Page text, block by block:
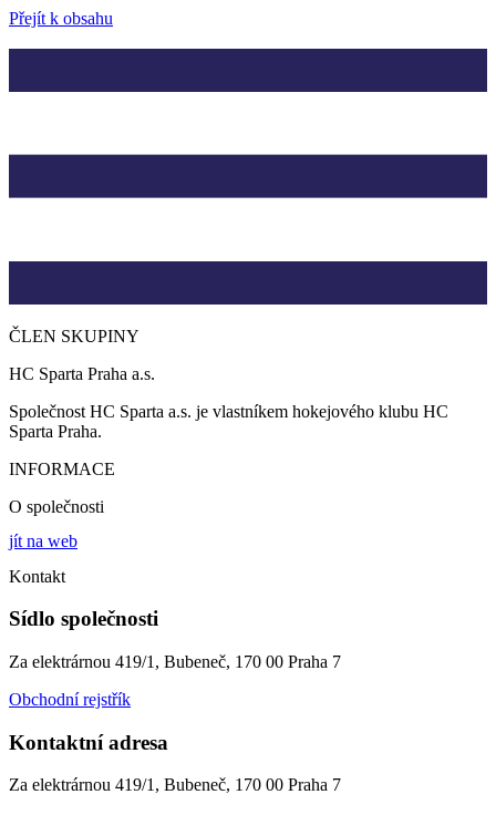
Přejít k obsahu
ČLEN SKUPINY
HC Sparta Praha a.s.
Společnost HC Sparta a.s. je vlastníkem hokejového klubu HC
Sparta Praha.
INFORMACE
O společnosti
jít na web
Kontakt
Sídlo společnosti
Za elektrárnou 419/1, Bubeneč, 170 00 Praha 7
Obchodní rejstřík
Kontaktní adresa
Za elektrárnou 419/1, Bubeneč, 170 00 Praha 7